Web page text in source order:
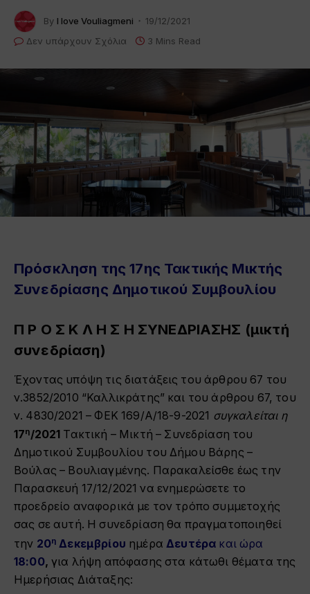
By I love Vouliagmeni
19/12/2021
Δεν υπάρχουν Σχόλια
3 Mins Read
Πρόσκληση της 17ης Τακτικής Μικτής
Συνεδρίασης Δημοτικού Συμβουλίου
Π Ρ Ο Σ Κ Λ Η Σ Η ΣΥΝΕΔΡΙΑΣΗΣ (μικτή
συνεδρίαση)
Έχοντας υπόψη τις διατάξεις του άρθρου 67 του
ν.3852/2010 “Καλλικράτης” και του άρθρου 67, του
ν. 4830/2021 – ΦΕΚ 169/Α/18-9-2021 συγκαλείται η
17η/2021 Τακτική – Μικτή – Συνεδρίαση του
Δημοτικού Συμβουλίου του Δήμου Βάρης –
Βούλας – Βουλιαγμένης. Παρακαλείσθε έως την
Παρασκευή 17/1 2/2021 να ενημερώσετε το
προεδρείο αναφορικά με τον τρόπο συμμετοχής
σας σε αυτή. Η συνεδρίαση θα πραγματοποιηθεί
την 20η Δεκεμβρίου ημέρα Δευτέρα και ώρα
18:00, για λήψη απόφασης στα κάτωθι θέματα της
Ημερήσιας Διάταξης: